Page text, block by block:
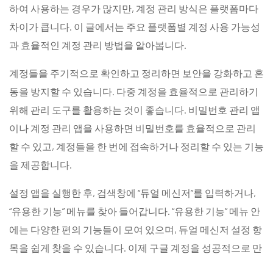
하여 사용하는 경우가 많지만, 계정 관리 방식은 플랫폼마다
차이가 큽니다. 이 글에서는 주요 플랫폼별 계정 사용 가능성
과 효율적인 계정 관리 방법을 알아봅니다.
계정들을 주기적으로 확인하고 정리하면 보안을 강화하고 혼
동을 방지할 수 있습니다. 다중 계정을 효율적으로 관리하기
위해 관리 도구를 활용하는 것이 좋습니다. 비밀번호 관리 앱
이나 계정 관리 앱을 사용하면 비밀번호를 효율적으로 관리
할 수 있고, 계정들을 한 번에 접속하거나 정리할 수 있는 기능
을 제공합니다.
설정 앱을 실행한 후, 검색창에 “듀얼 메신저”를 입력하거나,
“유용한 기능” 메뉴를 찾아 들어갑니다. “유용한 기능” 메뉴 안
에는 다양한 편의 기능들이 모여 있으며, 듀얼 메신저 설정 항
목을 쉽게 찾을 수 있습니다. 이제 구글 계정을 성공적으로 만